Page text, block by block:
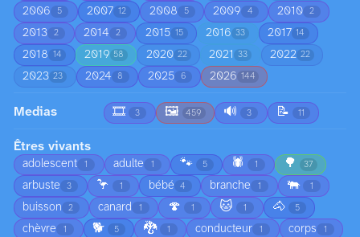
2006 5 2007 12 2008 5 2009 4 2010 2
2013 2 2014 2 2015 15 2016 33 2017 14
2018 14 2019 58 2020 22 2021 33 2022 22
2023 23 2024 8 2025 6 2026 144
Medias 🎞️ 3 🖼️ 459 🔊 3 📝 11
Êtres vivants
adolescent 1 adulte 1 🐾 5 🕷️ 1 🌳 37
arbuste 3 🦩 1 bébé 4 branche 1 🐃 1
buisson 2 canard 1 🍄 1 🐱 1 🐴 5
chèvre 1 🐕 5 🐉 1 conducteur 1 corps 1